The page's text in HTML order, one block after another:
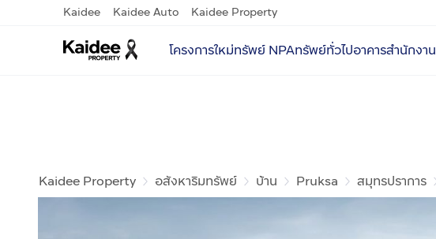
Kaidee Kaidee Auto Kaidee Property
โครงการใหม่ทรัพย์ NPAทรัพย์ทั่วไปอาคารสำนักงาน
Kaidee Property อสังหาริมทรัพย์ บ้าน Pruksa สมุทรปราการ